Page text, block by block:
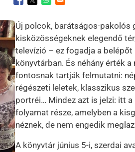
Opens in a new window
Opens in a new window
Opens in a new window
Új polcok, barátságos-pakolós
kisközösségeknek elegendő
televízió – ez fogadja a
könyvtárban. És néhány érték
fontosnak tartják felmutatni:
régészeti leletek, klasszikus
portréi… Mindez azt is jelzi: itt a
folyamat része, amelyben a
néznek, de nem engedik
A könyvtár június 5-i, szerdai